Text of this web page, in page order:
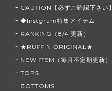
CAUTION【必ずご確認下さい】
◆Instgram特集アイテム
RANKING（8/4 更新）
★RUFFIN ORIGINAL★
NEW ITEM（毎月不定期更新）
TOPS
BOTTOMS